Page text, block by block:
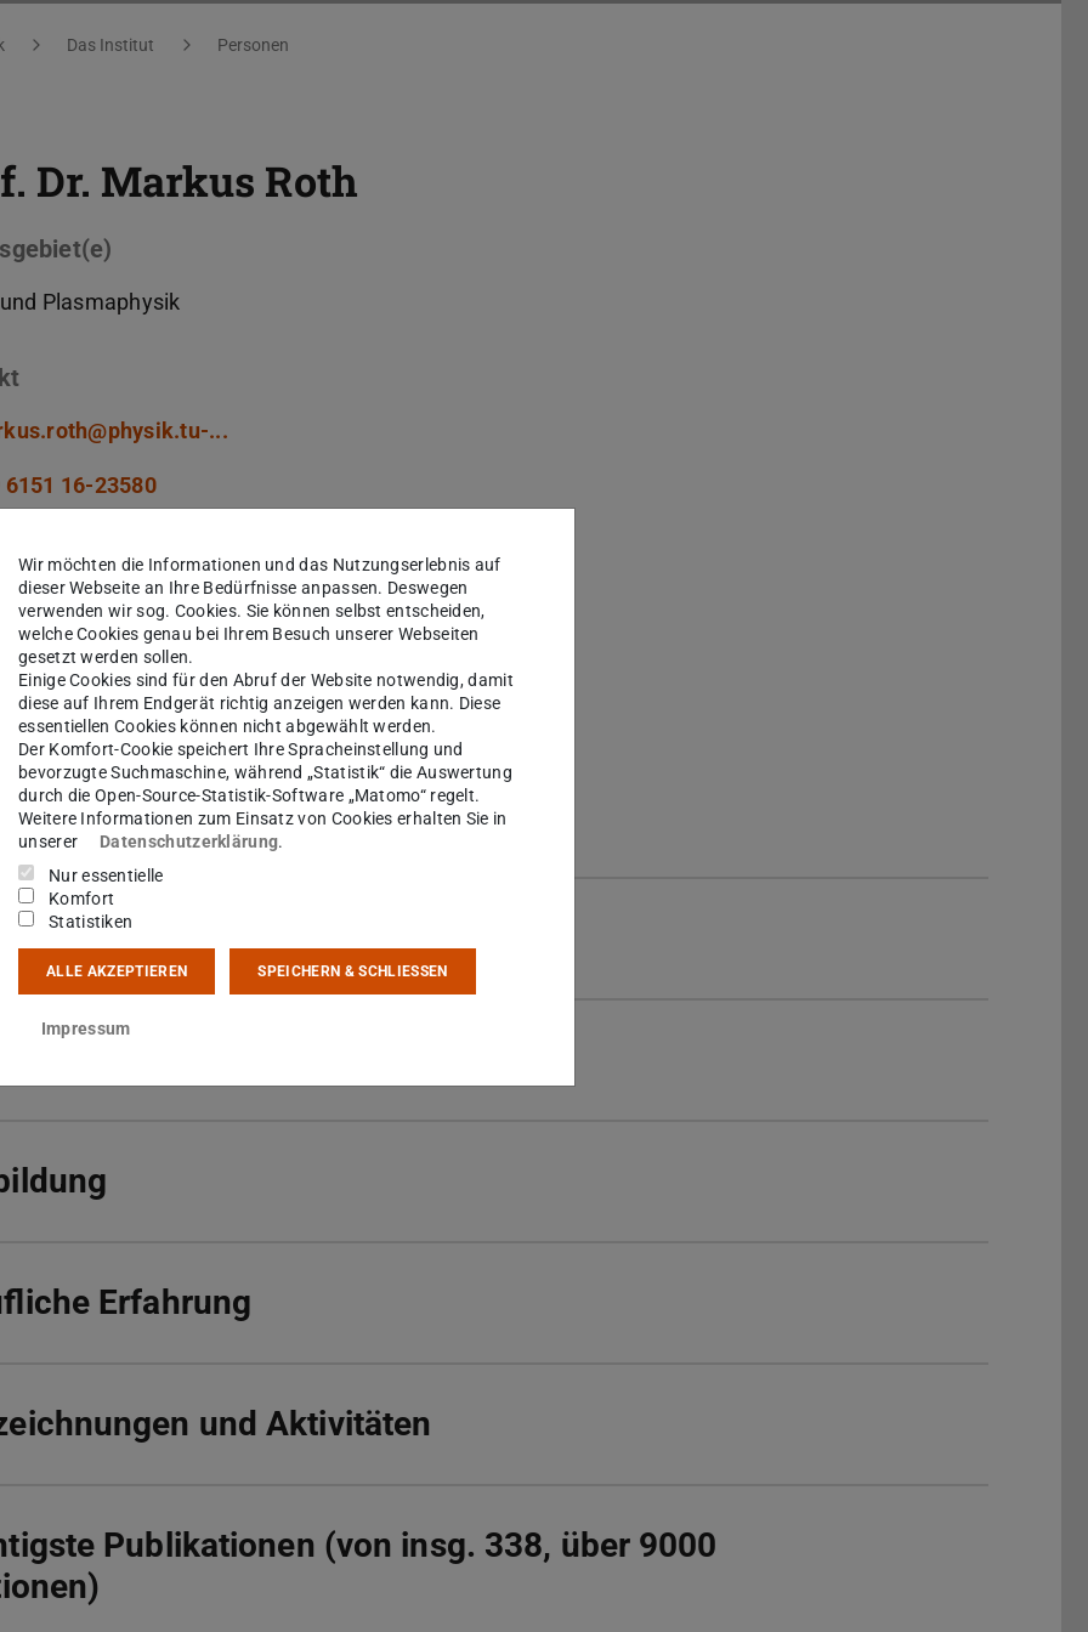
Das Institut Personen
Dr. Markus Roth
Plasmaphysik
...
6151 16-23580
16-23305
210
9
Darmstadt
der Arbeitsgruppe Markus Roth
Forschungsfelder
Erfahrung
und Aktivitäten
Publikationen (von insg. 338, über 9000
Wir möchten die Informationen und das Nutzungserlebnis auf
dieser Webseite an Ihre Bedürfnisse anpassen. Deswegen
verwenden wir sog. Cookies. Sie können selbst entscheiden,
welche Cookies genau bei Ihrem Besuch unserer Webseiten
gesetzt werden sollen.
Einige Cookies sind für den Abruf der Website notwendig, damit
diese auf Ihrem Endgerät richtig anzeigen werden kann. Diese
essentiellen Cookies können nicht abgewählt werden.
Der Komfort-Cookie speichert Ihre Spracheinstellung und
bevorzugte Suchmaschine, während „Statistik“ die Auswertung
durch die Open-Source-Statistik-Software „Matomo“ regelt.
Weitere Informationen zum Einsatz von Cookies erhalten Sie in
unserer
Datenschutzerklärung.
Nur essentielle
Komfort
Statistiken
ALLE AKZEPTIEREN SPEICHERN & SCHLIESSEN
Impressum